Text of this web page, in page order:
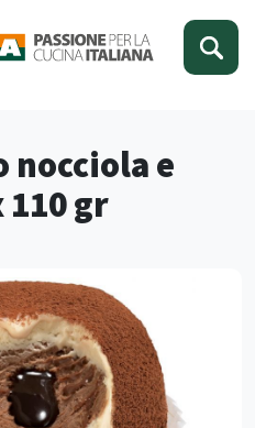
e
110 gr